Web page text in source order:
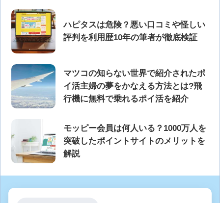
ハピタスは危険？悪い口コミや怪しい
評判を利用歴10年の筆者が徹底検証
マツコの知らない世界で紹介されたポ
イ活主婦の夢をかなえる方法とは?飛
行機に無料で乗れるポイ活を紹介
モッピー会員は何人いる？1000万人を
突破したポイントサイトのメリットを
解説